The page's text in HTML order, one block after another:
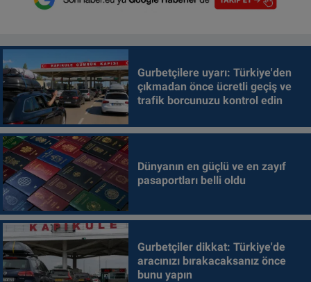
Gurbetçilere uyarı: Türkiye'den
çıkmadan önce ücretli geçiş ve
trafik borcunuzu kontrol edin
Dünyanın en güçlü ve en zayıf
pasaportları belli oldu
Gurbetçiler dikkat: Türkiye'de
aracınızı bırakacaksanız önce
bunu yapın